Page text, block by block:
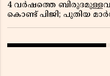
4 വർഷത്തെ
കൊണ്ട് പിജി; പുതിയ